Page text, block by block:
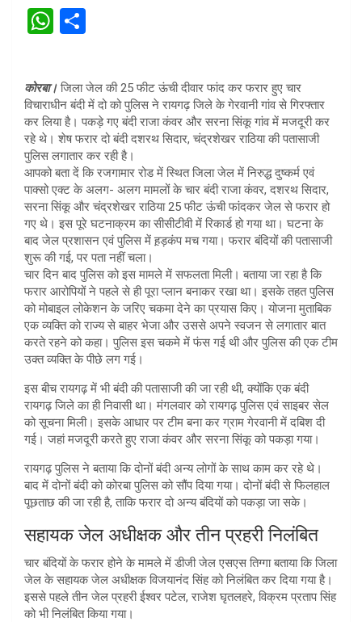
W
s
A
p
p
ar
e
कोरबा। जिला जेल की 25 फीट ऊंची दीवार फांद कर फरार हुए चार
विचाराधीन बंदी में दो को पुलिस ने रायगढ़ जिले के गेरवानी गांव से गिरफ्तार
कर लिया है। पकड़े गए बंदी राजा कंवर और सरना सिंकू गांव में मजदूरी कर
रहे थे। शेष फरार दो बंदी दशरथ सिदार, चंद्रशेखर राठिया की पतासाजी
पुलिस लगातार कर रही है।
आपको बता दें कि रजगामार रोड में स्थित जिला जेल में निरुद्ध दुष्कर्म एवं
पाक्सो एक्ट के अलग- अलग मामलों के चार बंदी राजा कंवर, दशरथ सिदार,
सरना सिंकू और चंद्रशेखर राठिया 25 फीट ऊंची फांदकर जेल से फरार हो
गए थे। इस पूरे घटनाक्रम का सीसीटीवी में रिकार्ड हो गया था। घटना के
बाद जेल प्रशासन एवं पुलिस में ह़ड़कंप मच गया। फरार बंदियों की पतासाजी
शुरू की गई, पर पता नहीं चला।
चार दिन बाद पुलिस को इस मामले में सफलता मिली। बताया जा रहा है कि
फरार आरोपियों ने पहले से ही पूरा प्लान बनाकर रखा था। इसके तहत पुलिस
को मोबाइल लोकेशन के जरिए चकमा देने का प्रयास किए। योजना मुताबिक
एक व्यक्ति को राज्य से बाहर भेजा और उससे अपने स्वजन से लगातार बात
करते रहने को कहा। पुलिस इस चकमे में फंस गई थी और पुलिस की एक टीम
उक्त व्यक्ति के पीछे लग गई।
इस बीच रायगढ़ में भी बंदी की पतासाजी की जा रही थी, क्योंकि एक बंदी
रायगढ़ जिले का ही निवासी था। मंगलवार को रायगढ़ पुलिस एवं साइबर सेल
को सूचना मिली। इसके आधार पर टीम बना कर ग्राम गेरवानी में दबिश दी
गई। जहां मजदूरी करते हुए राजा कंवर और सरना सिंकू को पकड़ा गया।
रायगढ़ पुलिस ने बताया कि दोनों बंदी अन्य लोगों के साथ काम कर रहे थे।
बाद में दोनों बंदी को कोरबा पुलिस को सौंप दिया गया। दोनों बंदी से फिलहाल
पूछताछ की जा रही है, ताकि फरार दो अन्य बंदियों को पकड़ा जा सके।
सहायक जेल अधीक्षक और तीन प्रहरी निलंबित
चार बंदियों के फरार होने के मामले में डीजी जेल एसएस तिग्गा बताया कि जिला
जेल के सहायक जेल अधीक्षक विजयानंद सिंह को निलंबित कर दिया गया है।
इससे पहले तीन जेल प्रहरी ईश्वर पटेल, राजेश घृतलहरे, विक्रम प्रताप सिंह
को भी निलंबित किया गया।